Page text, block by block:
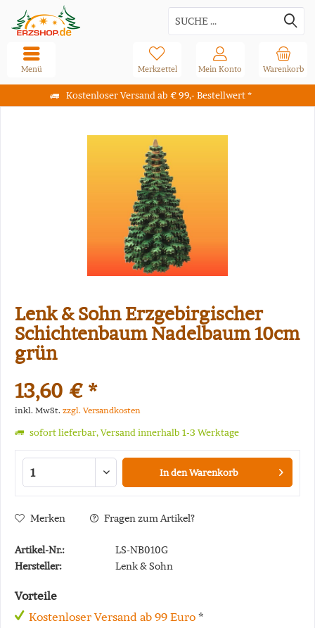
Kostenloser Versand ab € 99,- Bestellwert *
Warenkorb
Merkzettel Mein Konto
Menü
Lenk & Sohn Erzgebirgischer
Schichtenbaum Nadelbaum 10cm
grün
13,60 € *
inkl. MwSt. zzgl. Versandkosten
sofort lieferbar, Versand innerhalb 1-3 Werktage
In denWarenkorb
Merken Fragen zum Artikel?
Artikel-Nr.:
LS-NB010G
Hersteller:
Lenk & Sohn
Vorteile
Kostenloser Versand ab 99 Euro *